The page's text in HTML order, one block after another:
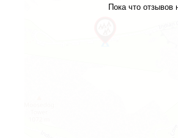
Пока что отзывов